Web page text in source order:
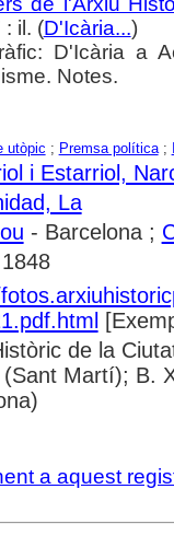
: il. (D'Icària...)
D'Icària a
Notes.
utòpic ; Premsa política;
i Estarriol,
La
- Barcelona ;
de la
Martí); B.
a aquest